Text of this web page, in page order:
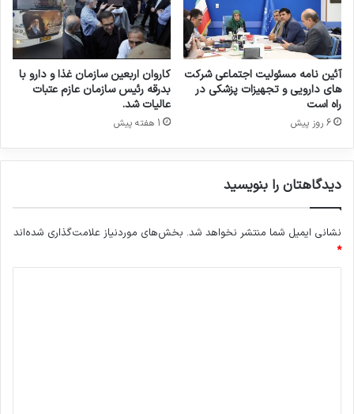
گذشته، وضعیت بهتری داشته باشیم.
ارز دارو،
سازمان غذا و دارو،
محمدرضا ظفرقندی،
کپی لینک
ر
ف
ق
ر
ا
ر
ا
د
ل
ا
غ
م
ی
ش
و
آئین نامه مسئولیت اجتماعی شرکت
های دارویی و تجهیزات پزشکی در
راه است
6 روز پیش
کاروان اربعین سازمان غذا و دارو با
بدرقه رئیس سازمان عازم عتبات
عالیات شد.
1 هفته پیش
دیدگاهتان را بنویسید
نشانی ایمیل شما منتشر نخواهد شد. بخش‌های موردنیاز علامت‌گذاری شده‌اند
*